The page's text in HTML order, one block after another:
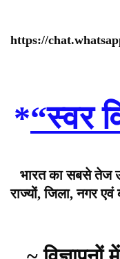
https://
*“स्वर
भारत का सबसे तेज
राज्यों, जिला, नगर एवं